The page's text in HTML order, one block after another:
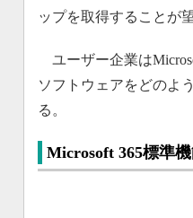
ップを取得することが
ユーザー企業は
ソフトウェアをどのよ
る。
Microsoft 365標準